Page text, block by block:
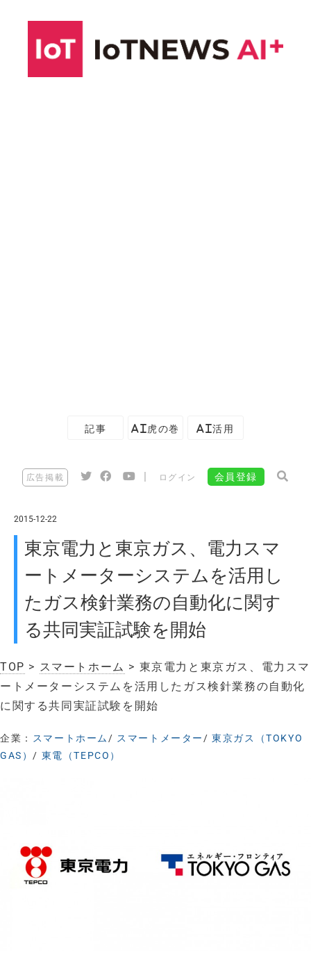
記事 AI虎の巻 AI活用
広告掲載 ログイン 会員登録
2015-12-22
東京電力と東京ガス、電力スマ
ートメーターシステムを活用し
たガス検針業務の自動化に関す
る共同実証試験を開始
TOP > スマートホーム > 東京電力と東京ガス、電力スマ
ートメーターシステムを活用したガス検針業務の自動化
に関する共同実証試験を開始
企業： スマートホーム/ スマートメーター/東京ガス（TOKYO
GAS）/ 東電（TEPCO）